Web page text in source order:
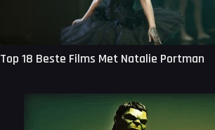
Top 18 Beste Films Met Natalie Portman